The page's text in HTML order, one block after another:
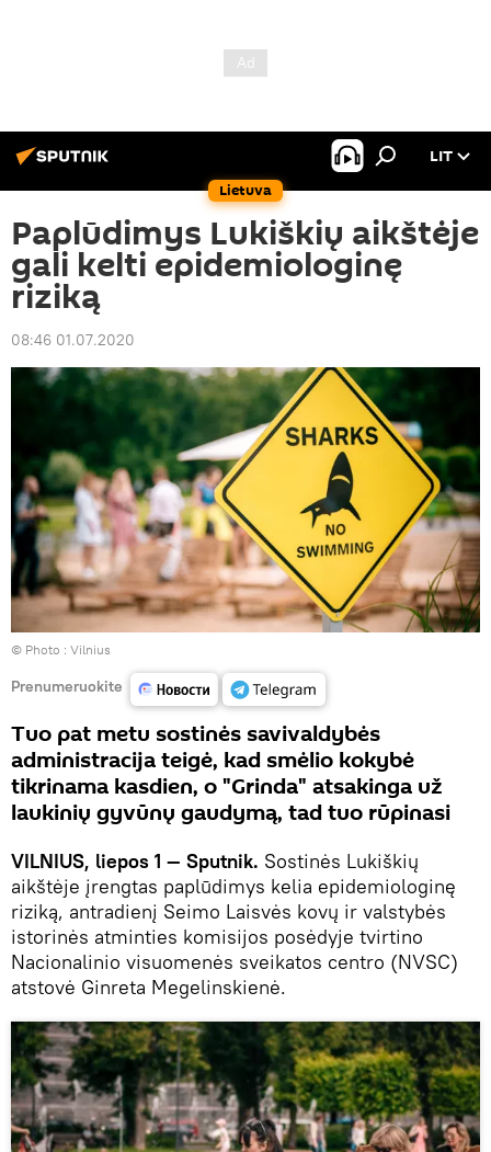
Lietuva
LIT
Paplūdimys Lukiškių aikštėje
gali kelti epidemiologinę
riziką
08:46 01.07.2020
© Photo : Vilnius
Prenumeruokite
Tuo pat metu sostinės savivaldybės
administracija teigė, kad smėlio kokybė
tikrinama kasdien, o "Grinda" atsakinga už
laukinių gyvūnų gaudymą, tad tuo rūpinasi
VILNIUS, liepos 1 — Sputnik. Sostinės Lukiškių
aikštėje įrengtas paplūdimys kelia epidemiologinę
riziką, antradienį Seimo Laisvės kovų ir valstybės
istorinės atminties komisijos posėdyje tvirtino
Nacionalinio visuomenės sveikatos centro (NVSC)
atstovė Ginreta Megelinskienė.